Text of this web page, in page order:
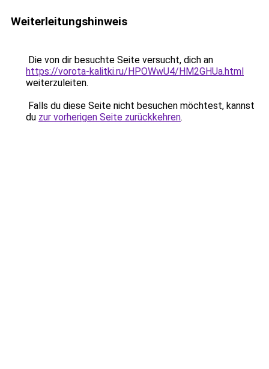
Weiterleitungshinweis
Die von dir besuchte Seite versucht, dich an
https://vorota-kalitki.ru/HPOWwU4/HM2GHUa.html
weiterzuleiten.
Falls du diese Seite nicht besuchen möchtest, kannst
du zur vorherigen Seite zurückkehren.